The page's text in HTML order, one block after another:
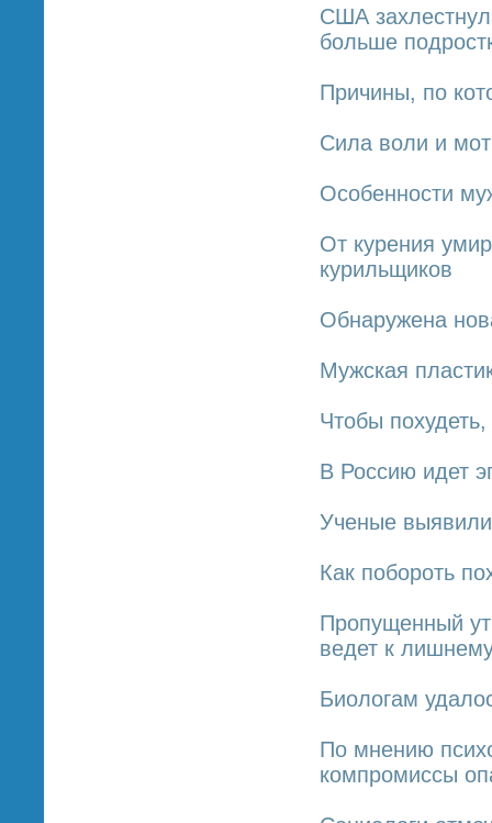
США
больше
Причины, по
Сила воли и
Особенности
От курения
курильщиков
Обнаружена
Мужская
Чтобы
В Россию идет
Ученые
Как побороть
Пропущенный
ведет к
Биологам
По мнению
компромиссы